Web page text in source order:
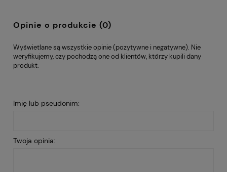
Opinie o produkcie (0)
Wyświetlane są wszystkie opinie (pozytywne i negatywne). Nie
weryfikujemy, czy pochodzą one od klientów, którzy kupili dany
produkt.
Imię lub pseudonim:
Twoja opinia: